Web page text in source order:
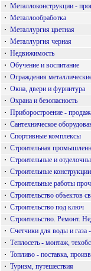
· Металлоконструкции -
· Металлообработка
· Металлургия цветная
· Металлургия черная
· Недвижимость
· Обучение и воспитание
· Ограждения
· Окна, двери и фурнитура
· Охрана и безопасность
· Приборостроение -
· Сантехническое
· Спортивные комплексы
· Строительная
· Строительные и
· Строительные
· Строительные работы
· Строительство объектов
· Строительство под ключ
· Строительство. Ремонт.
· Счетчики для воды и газа
· Теплосеть - монтаж,
· Топливо - поставка,
· Туризм, путешествия